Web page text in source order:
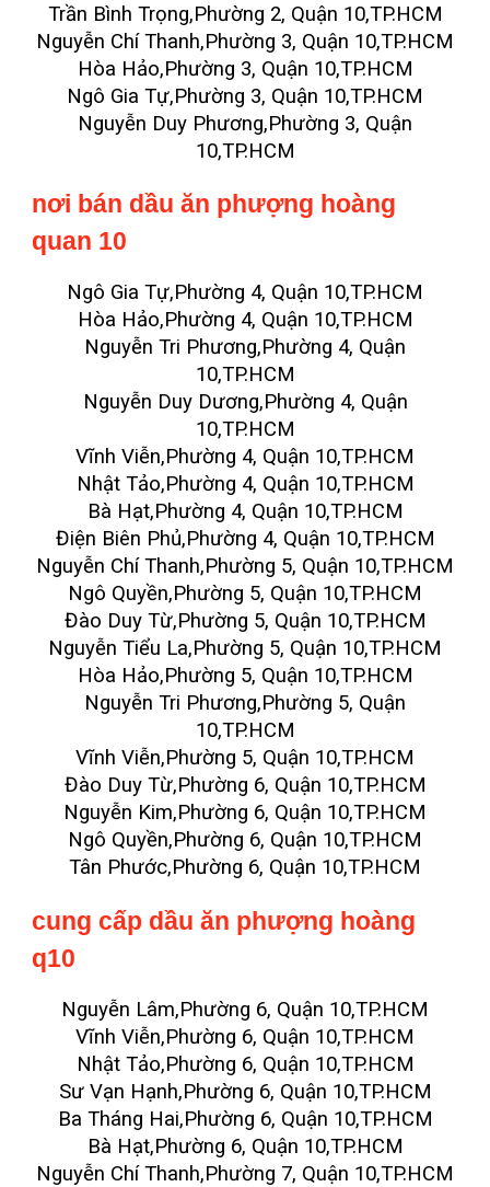
Trần Bình Trọng,Phường 2, Quận 10,TP.HCM
Nguyễn Chí Thanh,Phường 3, Quận 10,TP.HCM
Hòa Hảo,Phường 3, Quận 10,TP.HCM
Ngô Gia Tự,Phường 3, Quận 10,TP.HCM
Nguyễn Duy Phương,Phường 3, Quận
10,TP.HCM
nơi bán dầu ăn phượng hoàng
quan 10
Ngô Gia Tự,Phường 4, Quận 10,TP.HCM
Hòa Hảo,Phường 4, Quận 10,TP.HCM
Nguyễn Tri Phương,Phường 4, Quận
10,TP.HCM
Nguyễn Duy Dương,Phường 4, Quận
10,TP.HCM
Vĩnh Viễn,Phường 4, Quận 10,TP.HCM
Nhật Tảo,Phường 4, Quận 10,TP.HCM
Bà Hạt,Phường 4, Quận 10,TP.HCM
Điện Biên Phủ,Phường 4, Quận 10,TP.HCM
Nguyễn Chí Thanh,Phường 5, Quận 10,TP.HCM
Ngô Quyền,Phường 5, Quận 10,TP.HCM
Đào Duy Từ,Phường 5, Quận 10,TP.HCM
Nguyễn Tiểu La,Phường 5, Quận 10,TP.HCM
Hòa Hảo,Phường 5, Quận 10,TP.HCM
Nguyễn Tri Phương,Phường 5, Quận
10,TP.HCM
Vĩnh Viễn,Phường 5, Quận 10,TP.HCM
Đào Duy Từ,Phường 6, Quận 10,TP.HCM
Nguyễn Kim,Phường 6, Quận 10,TP.HCM
Ngô Quyền,Phường 6, Quận 10,TP.HCM
Tân Phước,Phường 6, Quận 10,TP.HCM
cung cấp dầu ăn phượng hoàng
q10
Nguyễn Lâm,Phường 6, Quận 10,TP.HCM
Vĩnh Viễn,Phường 6, Quận 10,TP.HCM
Nhật Tảo,Phường 6, Quận 10,TP.HCM
Sư Vạn Hạnh,Phường 6, Quận 10,TP.HCM
Ba Tháng Hai,Phường 6, Quận 10,TP.HCM
Bà Hạt,Phường 6, Quận 10,TP.HCM
Nguyễn Chí Thanh,Phường 7, Quận 10,TP.HCM